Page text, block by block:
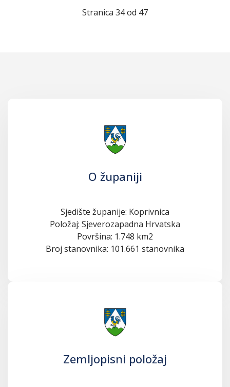
Stranica 34 od 47
O županiji
Sjedište županije: Koprivnica
Položaj: Sjeverozapadna Hrvatska
Površina: 1.748 km2
Broj stanovnika: 101.661 stanovnika
Zemljopisni položaj